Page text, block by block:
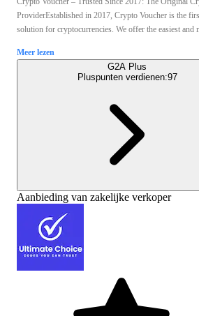
ProviderEstablished in 2017, Crypto Voucher is the
solution for cryptocurrencies. We offer the easiest and
Meer lezen
G2A Plus
Pluspunten verdienen:97
Aanbieding van zakelijke verkoper